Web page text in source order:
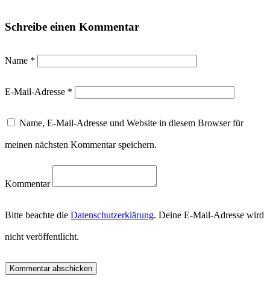
Schreibe einen Kommentar
Name *
E-Mail-Adresse *
Name, E-Mail-Adresse und Website in diesem Browser für
meinen nächsten Kommentar speichern.
Kommentar
Bitte beachte die Datenschutzerklärung. Deine E-Mail-Adresse wird
nicht veröffentlicht.